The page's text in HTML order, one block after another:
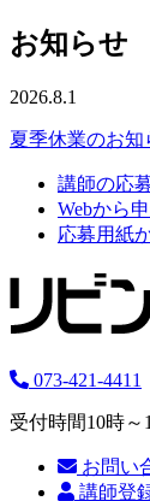
お知らせ
2026.8.1
夏季休業のお知
講師の応
Webから
応募用紙
073-421-4411
受付時間10時～
お問い
講師登